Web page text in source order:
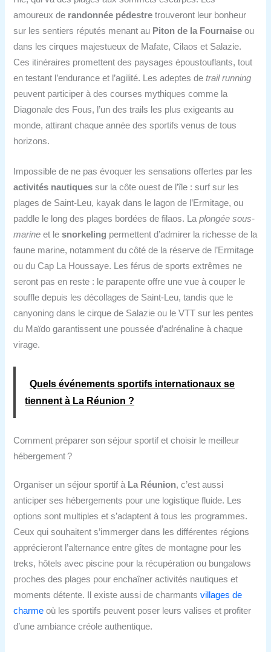
amoureux de randonnée pédestre trouveront leur bonheur
sur les sentiers réputés menant au Piton de la Fournaise ou
dans les cirques majestueux de Mafate, Cilaos et Salazie.
Ces itinéraires promettent des paysages époustouflants, tout
en testant l’endurance et l’agilité. Les adeptes detrail running
peuvent participer à des courses mythiques comme la
Diagonale des Fous, l’un des trails les plus exigeants au
monde, attirant chaque année des sportifs venus de tous
horizons.
Impossible de ne pas évoquer les sensations offertes par les
activités nautiques sur la côte ouest de l’île : surf sur les
plages de Saint-Leu, kayak dans le lagon de l’Ermitage, ou
paddle le long des plages bordées de filaos. Laplongée sous-
marine et lesnorkeling permettent d’admirer la richesse de la
faune marine, notamment du côté de la réserve de l’Ermitage
ou du Cap La Houssaye. Les férus de sports extrêmes ne
seront pas en reste : le parapente offre une vue à couper le
souffle depuis les décollages de Saint-Leu, tandis que le
canyoning dans le cirque de Salazie ou le VTT sur les pentes
du Maïdo garantissent une poussée d’adrénaline à chaque
virage.
Quels événements sportifs internationaux se
tiennent à La Réunion ?
Comment préparer son séjour sportif et choisir le meilleur
hébergement ?
Organiser un séjour sportif à La Réunion, c’est aussi
anticiper ses hébergements pour une logistique fluide. Les
options sont multiples et s’adaptent à tous les programmes.
Ceux qui souhaitent s’immerger dans les différentes régions
apprécieront l’alternance entre gîtes de montagne pour les
treks, hôtels avec piscine pour la récupération ou bungalows
proches des plages pour enchaîner activités nautiques et
moments détente. Il existe aussi de charmantsvillages de
charme où les sportifs peuvent poser leurs valises et profiter
d’une ambiance créole authentique.